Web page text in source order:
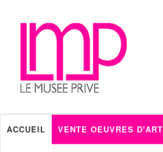
ACCUEIL VENTE OEUVRES D'ART